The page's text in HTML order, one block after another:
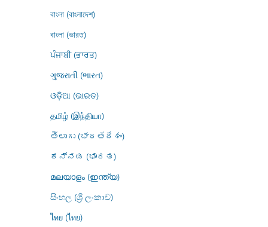
বাংলা (বাংলাদেশ)
বাংলা (ভারত)
ਪੰਜਾਬੀ (ਭਾਰਤ)
ગુજરાતી (ભારત)
ଓଡ଼ିଆ (ଭାରତ)
தமிழ் (இந்தியா)
తెలుగు (భారతదేశం)
ಕನ್ನಡ (ಭಾರತ)
മലയാളം (ഇന്ത്യ)
සිංහල (ශ්‍රී ලංකාව)
ไทย (ไทย)